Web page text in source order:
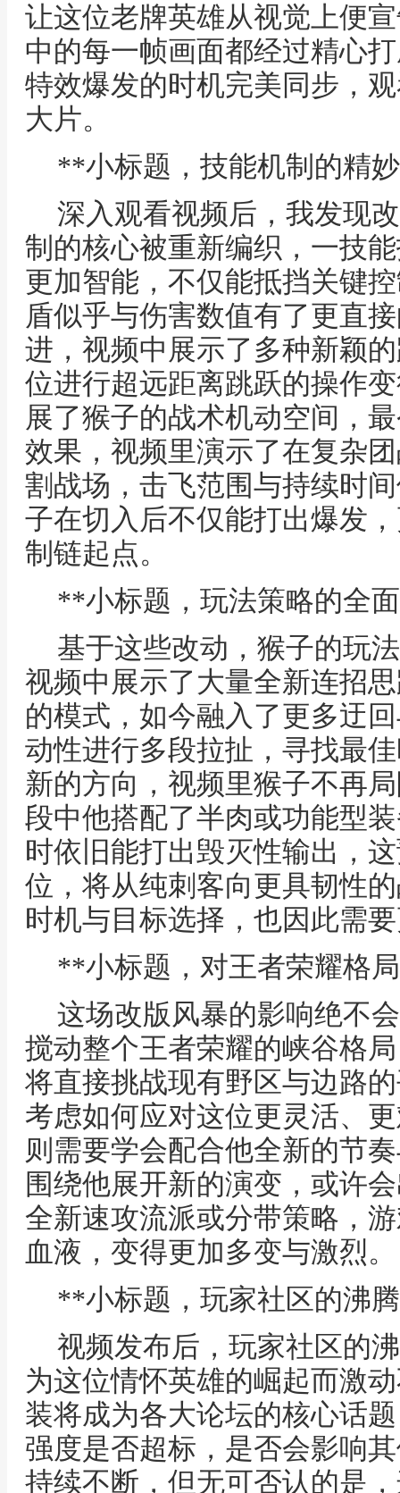
让这位老牌英雄从视觉上便
中的每一帧画面都经过精心
特效爆发的时机完美同步，
大片。
**小标题，技能机制的精
深入观看视频后，我发现
制的核心被重新编织，一技
更加智能，不仅能抵挡关键
盾似乎与伤害数值有了更直
进，视频中展示了多种新颖
位进行超远距离跳跃的操作
展了猴子的战术机动空间，
效果，视频里演示了在复杂
割战场，击飞范围与持续时
子在切入后不仅能打出爆发
制链起点。
**小标题，玩法策略的全
基于这些改动，猴子的玩
视频中展示了大量全新连招
的模式，如今融入了更多迂
动性进行多段拉扯，寻找最
新的方向，视频里猴子不再
段中他搭配了半肉或功能型
时依旧能打出毁灭性输出，
位，将从纯刺客向更具韧性
时机与目标选择，也因此需
**小标题，对王者荣耀格
这场改版风暴的影响绝不
搅动整个王者荣耀的峡谷格
将直接挑战现有野区与边路
考虑如何应对这位更灵活、
则需要学会配合他全新的节
围绕他展开新的演变，或许
全新速攻流派或分带策略，
血液，变得更加多变与激烈。
**小标题，玩家社区的沸
视频发布后，玩家社区的
为这位情怀英雄的崛起而激
装将成为各大论坛的核心话
强度是否超标，是否会影响
持续不断，但无可否认的是